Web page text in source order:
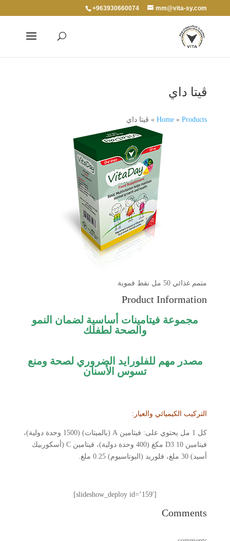
+963930660074 mm@vita-sy.com
ڨيتا داي
Home »Products
» ڨيتا داي
متمم غذائي 50 مل نقط فموية
Product Information
مجموعة فيتامينات أساسية لضمان النمو
والصحة لطفلك
مصدر مهم للفلورايد الضروري لصحة ومنع
تسوس الأسنان
التركيب الكيميائي والعيار:
كل 1 مل يحتوي على: فيتامين A (بالميتات) (1500 وحدة دولية)،
فيتامين D3 10 مكغ (400 وحدة دولية)، فيتامين C (أسكوربيك
أسيد) 30 ملغ، فلوريد (البوتاسيوم) 0.25 ملغ.
[slideshow_deploy id=’159′]
Comments